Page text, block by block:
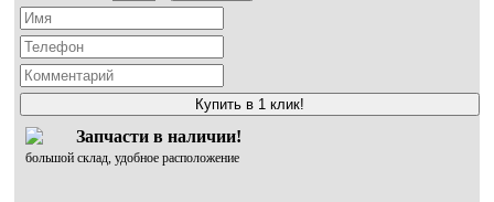
Купить в 1 клик!
Запчасти в наличии!
большой склад, удобное расположение